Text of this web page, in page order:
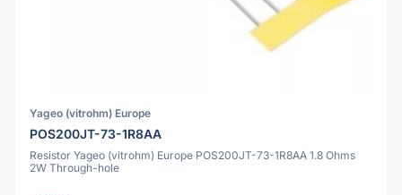
Yageo (vitrohm) Europe
POS200JT-73-1R8AA
Resistor Yageo (vitrohm) Europe POS200JT-73-1R8AA 1.8 Ohms
2W Through-hole